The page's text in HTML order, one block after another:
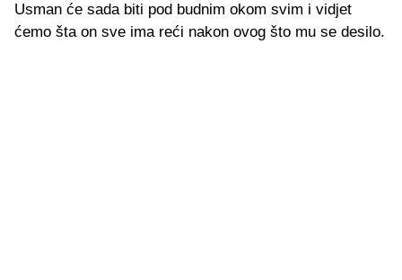
Usman će sada biti pod budnim okom svim i vidjet
ćemo šta on sve ima reći nakon ovog što mu se desilo.